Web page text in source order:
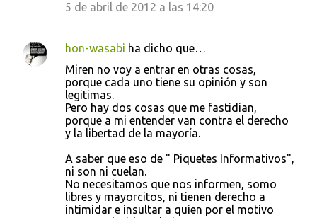
5 de abril de 2012 a las 14:20
hon-wasabi ha dicho que…
Miren no voy a entrar en otras cosas,
porque cada uno tiene su opinión y son
legitimas.
Pero hay dos cosas que me fastidian,
porque a mi entender van contra el derecho
y la libertad de la mayoría.
A saber que eso de " Piquetes Informativos",
ni son ni cuelan.
No necesitamos que nos informen, somo
libres y mayorcitos, ni tienen derecho a
intimidar e insultar a quien por el motivo